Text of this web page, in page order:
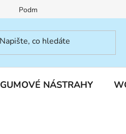
Podmínky ochrany osobních údajů
GUMOVÉ NÁSTRAHY